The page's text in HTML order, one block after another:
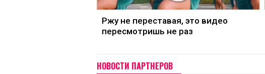
Ржу не переставая, это видео
пересмотришь не раз
НОВОСТИ ПАРТНЕРОВ